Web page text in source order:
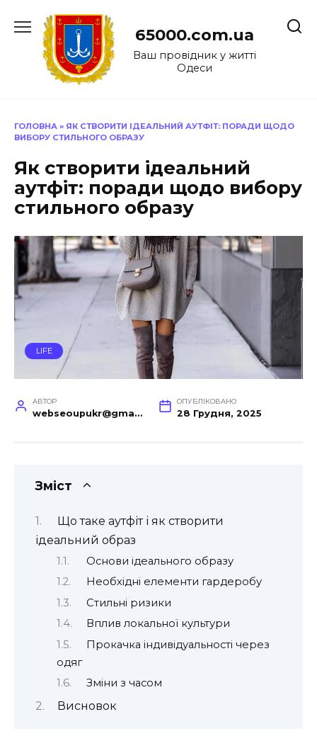
до
65000.com.ua
Ваш провідник у житті
Одеси
ГОЛОВНА » ЯК СТВОРИТИ ІДЕАЛЬНИЙ АУТФІТ: ПОРАДИ ЩОДО
ВИБОРУ СТИЛЬНОГО ОБРАЗУ
Як створити ідеальний
аутфіт: поради щодо вибору
стильного образу
LIFE
АВТОР
webseoupukr@gmail.com
ОПУБЛІКОВАНО
28 Грудня, 2025
Зміст
Що таке аутфіт і як створити
ідеальний образ
Основи ідеального образу
Необхідні елементи гардеробу
Стильні ризики
Вплив локальної культури
Прокачка індивідуальності через
одяг
Зміни з часом
Висновок